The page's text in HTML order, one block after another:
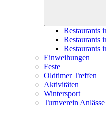
Restaurants
Restaurants
Restaurants
Einweihungen
Feste
Oldtimer Treffen
Aktivitäten
Wintersport
Turnverein Anlässe